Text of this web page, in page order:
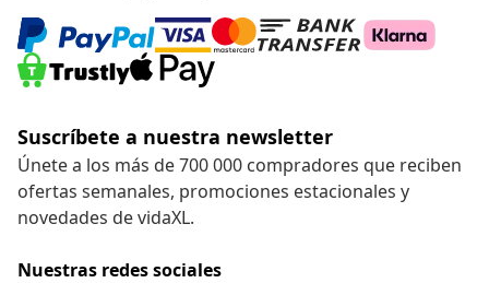
Suscríbete a nuestra newsletter
Únete a los más de 700 000 compradores que reciben
ofertas semanales, promociones estacionales y
novedades de vidaXL.
Nuestras redes sociales